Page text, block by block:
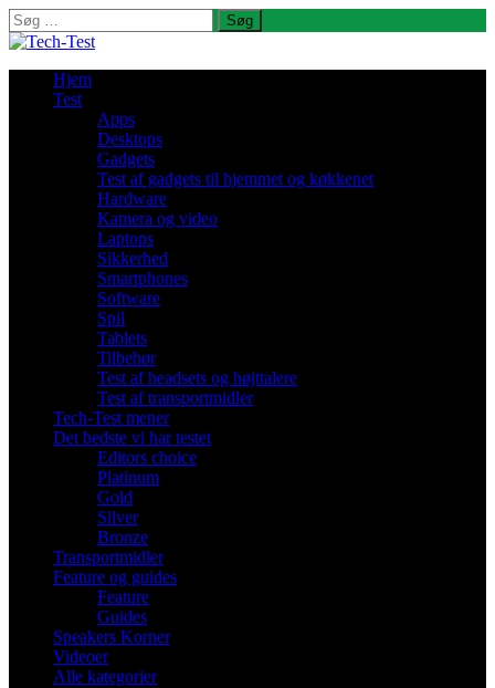
Søg
efter:
Hjem
Test
Apps
Desktops
Gadgets
Test af gadgets til hjemmet og køkkenet
Hardware
Kamera og video
Laptops
Sikkerhed
Smartphones
Software
Spil
Tablets
Tilbehør
Test af headsets og højttalere
Test af transportmidler
Tech-Test mener
Det bedste vi har testet
Editors choice
Platinum
Gold
Silver
Bronze
Transportmidler
Feature og guides
Feature
Guides
Speakers Korner
Videoer
Alle kategorier